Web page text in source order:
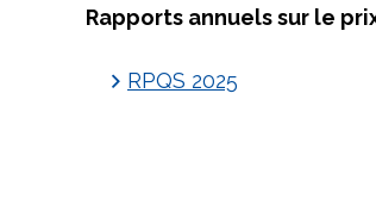
Rapports annuels sur le
RPQS 2025